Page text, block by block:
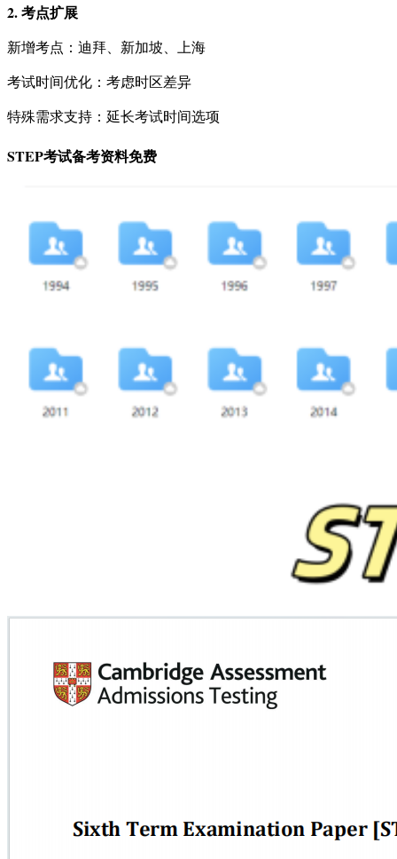
2. 考点扩展
新增考点：迪拜、新加坡、上海
考试时间优化：考虑时区差异
特殊需求支持：延长考试时间选项
STEP考试备考资料免费